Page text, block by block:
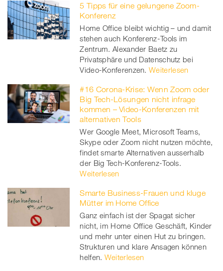
Facebook
on
twitt
er
linkedinXing
5 Tipps für eine gelungene Zoom-
Konferenz
Home Office bleibt wichtig – und damit
stehen auch Konferenz-Tools im
Zentrum. Alexander Baetz zu
Privatsphäre und Datenschutz bei
Video-Konferenzen. Weiterlesen
#16 Corona-Krise: Wenn Zoom oder
Big Tech-Lösungen nicht infrage
kommen – Video-Konferenzen mit
alternativen Tools
Wer Google Meet, Microsoft Teams,
Skype oder Zoom nicht nutzen möchte,
findet smarte Alternativen ausserhalb
der Big Tech-Konferenz-Tools.
Weiterlesen
Smarte Business-Frauen und kluge
Mütter im Home Office
Ganz einfach ist der Spagat sicher
nicht, im Home Office Geschäft, Kinder
und mehr unter einen Hut zu bringen.
Strukturen und klare Ansagen können
helfen. Weiterlesen